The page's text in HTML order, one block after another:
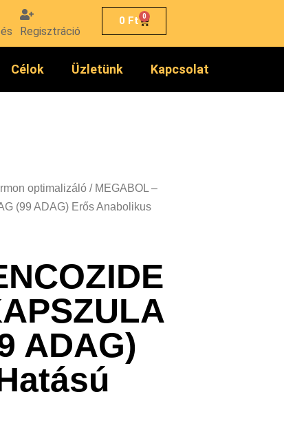
Regisztráció
0 Ft 0
Célok Üzletünk Kapcsolat
optimalizáló / MEGABOL –
(99 ADAG) Erős Anabolikus
ADAG)